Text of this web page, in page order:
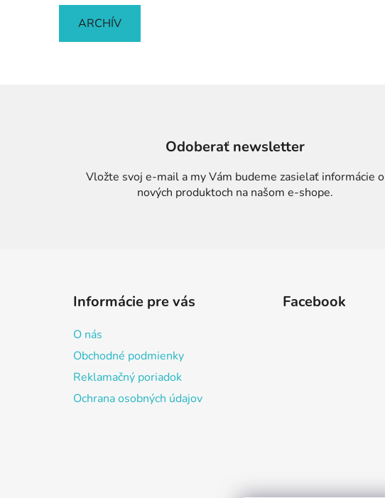
ARCHÍV
Odoberať newsletter
Vložte svoj e-mail a my Vám budeme zasielať informácie o
nových produktoch na našom e-shope.
Informácie pre vás
O nás
Obchodné podmienky
Reklamačný poriadok
Ochrana osobných údajov
Facebook